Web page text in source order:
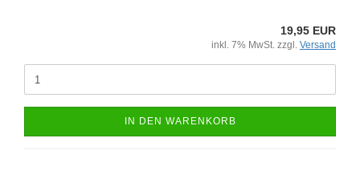
19,95 EUR
inkl. 7% MwSt. zzgl. Versand
IN DEN WARENKORB